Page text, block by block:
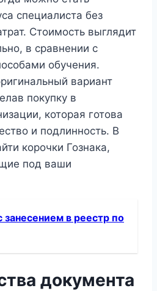
специалиста без
Стоимость выглядит
в сравнении с
обучения.
вариант
покупку в
которая готова
и подлинность. В
корочки Гознака,
под ваши
в реестр по
документа